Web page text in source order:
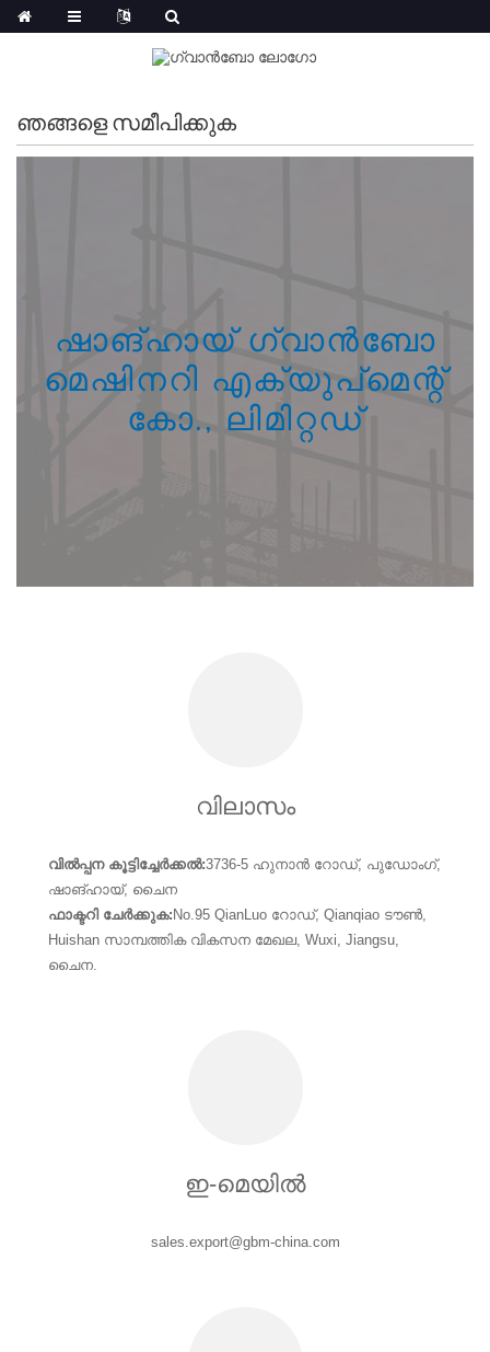
ഞങ്ങളെ സമീപിക്കുക
ഷാങ്ഹായ് ഗ്വാൻബോ
മെഷിനറി എക്യുപ്‌മെന്റ്
കോ., ലിമിറ്റഡ്
വിലാസം
വിൽപ്പന കൂട്ടിച്ചേർക്കൽ:3736-5 ഹുനാൻ റോഡ്, പുഡോംഗ്,
ഷാങ്ഹായ്, ചൈന
ഫാക്ടറി ചേർക്കുക: No.95 QianLuo റോഡ്, Qianqiao ടൗൺ,
Huishan സാമ്പത്തിക വികസന മേഖല, Wuxi, Jiangsu,
ചൈന.
ഇ-മെയിൽ
sales.export@gbm-china.com